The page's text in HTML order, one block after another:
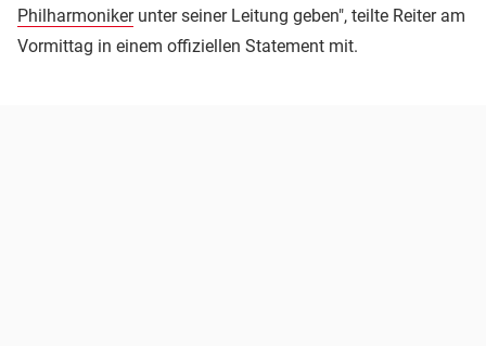
Philharmonikerunter seiner Leitung geben", teilte Reiter am
Vormittag in einem offiziellen Statement mit.